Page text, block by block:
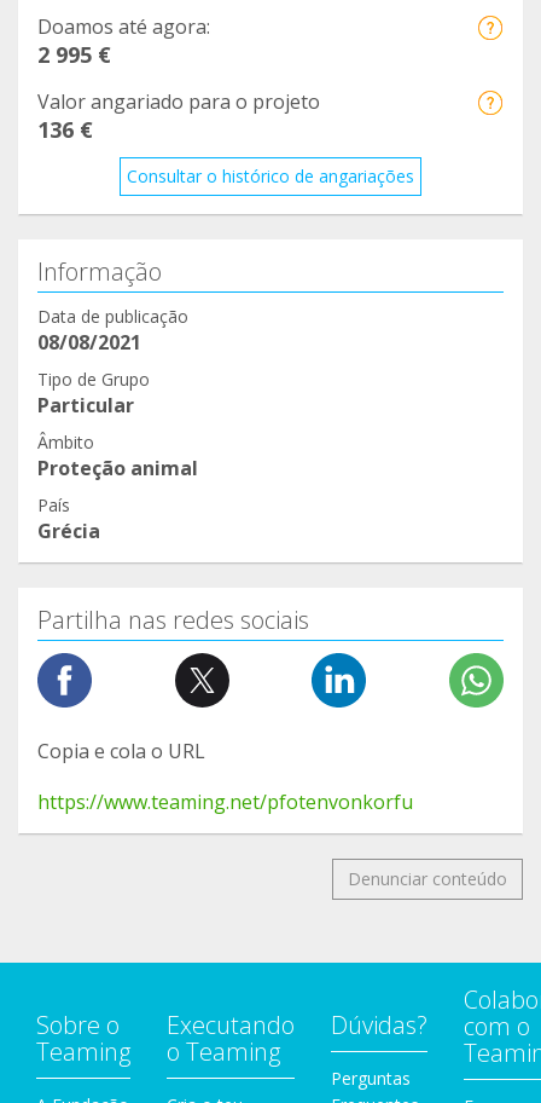
Doamos até agora:
2 995 €
Valor angariado para o projeto
136 €
Consultar o histórico de angariações
Informação
Data de publicação
08/08/2021
Tipo de Grupo
Particular
Âmbito
Proteção animal
País
Grécia
Partilha nas redes sociais
Copia e cola o URL
https://www.teaming.net/pfotenvonkorfu
Denunciar conteúdo
Sobre o
Teaming
Executando
o Teaming
Dúvidas?
Perguntas
com o